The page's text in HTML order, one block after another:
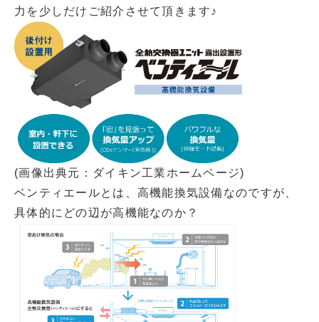
力を少しだけご紹介させて頂きます♪
(画像出典元：ダイキン工業ホームページ)
ベンティエールとは、高機能換気設備なのですが、
具体的にどの辺が高機能なのか？